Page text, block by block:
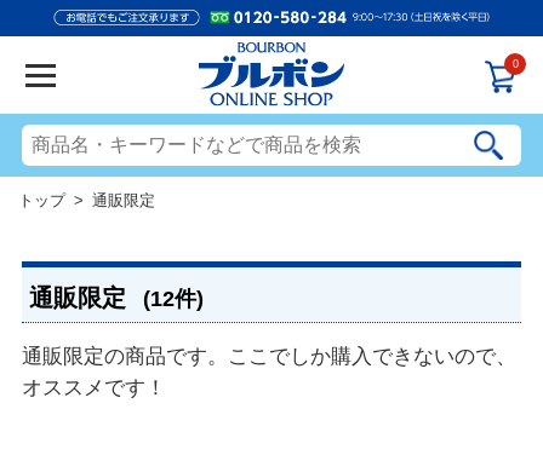
0
トップ> 通販限定
通販限定 (12件)
通販限定の商品です。ここでしか購入できないので、
オススメです！